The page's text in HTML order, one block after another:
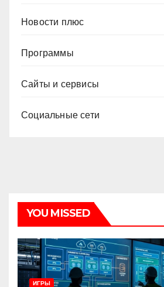
Новости плюс
Программы
Сайты и сервисы
Социальные сети
YOU MISSED
ИГРЫ